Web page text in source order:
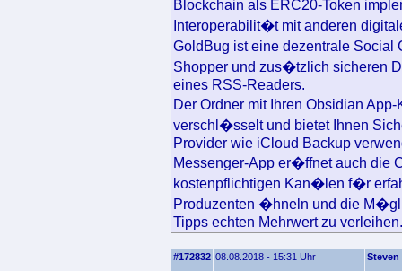
Blockchain als ERC20-Token
Interoperabilit�t mit anderen
GoldBug ist eine dezentrale
Shopper und zus�tzlich sicheren
eines RSS-Readers.
Der Ordner mit Ihren Obsidian
verschl�sselt und bietet Ihnen
Provider wie iCloud Backup
Messenger-App er�ffnet auch die
kostenpflichtigen Kan�len f�r
Produzenten �hneln und die
Tipps echten Mehrwert zu verleihen.
#172832 08.08.2018 - 15:31 Uhr Steven